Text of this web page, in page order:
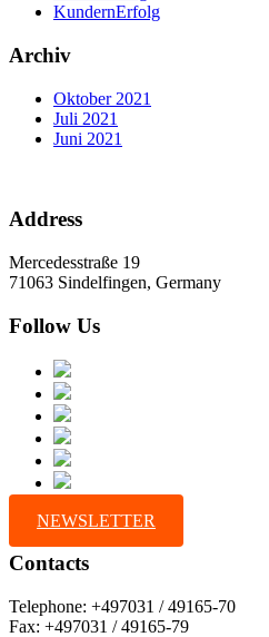
KundernErfolg
Archiv
Oktober 2021
Juli 2021
Juni 2021
Address
Mercedesstraße 19
71063 Sindelfingen, Germany
Follow Us
NEWSLETTER
Contacts
Telephone: +497031 / 49165-70
Fax: +497031 / 49165-79